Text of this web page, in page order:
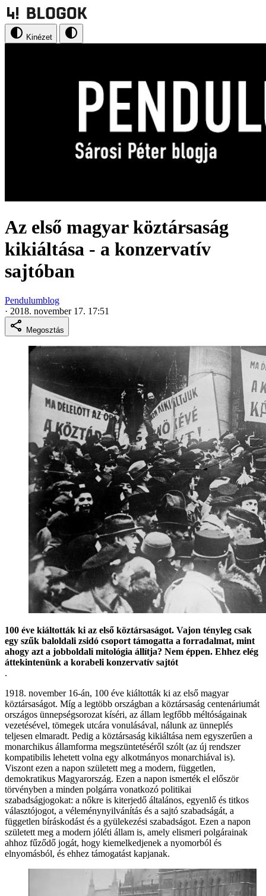
Kinézet
Az első magyar köztársaság
kikiáltása - a konzervatív
sajtóban
Pendulumblog
· 2018. november 17. 17:51
Megosztás
100 éve kiáltották ki az első köztársaságot. Vajon tényleg csak
egy szűk baloldali zsidó csoport támogatta a forradalmat, mint
ahogy azt a jobboldali mitológia állítja? Nem éppen. Ehhez elég
áttekintenünk a korabeli konzervatív sajtót
.
1918. november 16-án, 100 éve kiáltották ki az első magyar
köztársaságot. Míg a legtöbb országban a köztársaság centenáriumát
országos ünnepségsorozat kíséri, az állam legfőbb méltóságainak
vezetésével, tömegek utcára vonulásával, nálunk az ünneplés
teljesen elmaradt. Pedig a köztársaság kikiáltása nem egyszerűen a
monarchikus államforma megszüntetéséről szólt (az új rendszer
kompatibilis lehetett volna egy alkotmányos monarchiával is).
Viszont ezen a napon született meg a modern, független,
demokratikus Magyarország. Ezen a napon ismerték el először
törvényben a minden polgárra vonatkozó politikai
szabadságjogokat: a nőkre is kiterjedő általános, egyenlő és titkos
választójogot, a véleménynyilvánítás és a sajtó szabadságát, a
független bíráskodást és a gyülekezési szabadságot. Ezen a napon
született meg a modern jóléti állam is, amely elismeri polgárainak
ahhoz fűződő jogát, hogy kiemelkedjenek a nyomorból és
elnyomásból, és ehhez támogatást kapjanak.